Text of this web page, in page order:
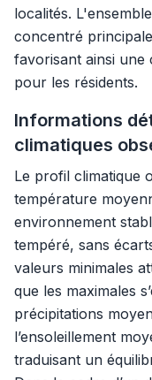
localités.
concentré
favorisant ainsi une
pour les résidents.
Informations
climatiques
Le profil climatique
température
environnement
tempéré, sans
valeurs minimales
que les maximales
précipitations
l’ensoleillement
traduisant un